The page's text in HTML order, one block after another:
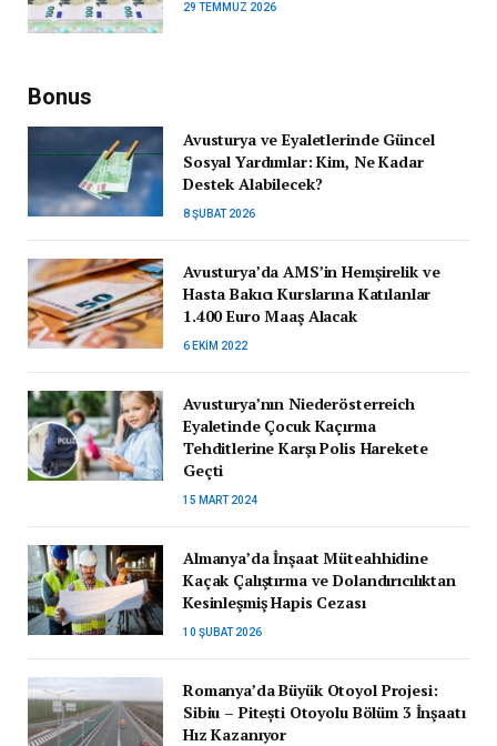
29 TEMMUZ 2026
Bonus
Avusturya ve Eyaletlerinde Güncel
Sosyal Yardımlar: Kim, Ne Kadar
Destek Alabilecek?
8 ŞUBAT 2026
Avusturya’da AMS’in Hemşirelik ve
Hasta Bakıcı Kurslarına Katılanlar
1.400 Euro Maaş Alacak
6 EKIM 2022
Avusturya’nın Niederösterreich
Eyaletinde Çocuk Kaçırma
Tehditlerine Karşı Polis Harekete
Geçti
15 MART 2024
Almanya’da İnşaat Müteahhidine
Kaçak Çalıştırma ve Dolandırıcılıktan
Kesinleşmiş Hapis Cezası
10 ŞUBAT 2026
Romanya’da Büyük Otoyol Projesi:
Sibiu – Pitești Otoyolu Bölüm 3 İnşaatı
Hız Kazanıyor